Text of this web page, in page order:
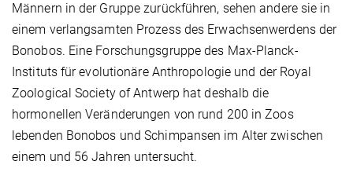
Männern in der Gruppe zurückführen, sehen andere sie in
einem verlangsamten Prozess des Erwachsenwerdens der
Bonobos. Eine Forschungsgruppe des Max-Planck-
Instituts für evolutionäre Anthropologie und der Royal
Zoological Society of Antwerp hat deshalb die
hormonellen Veränderungen von rund 200 in Zoos
lebenden Bonobos und Schimpansen im Alter zwischen
einem und 56 Jahren untersucht.